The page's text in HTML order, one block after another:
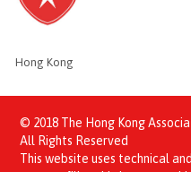
Hong Kong
© 2018 The Hong Kong
All Rights Reserved
This website uses technical